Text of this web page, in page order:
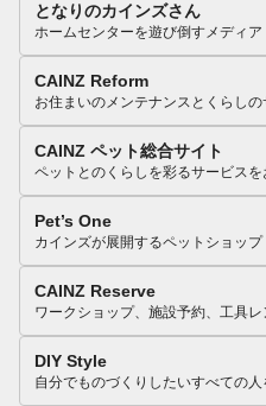
となりのカインズさん
ホームセンターを遊び倒すメディア
CAINZ Reform
お住まいのメンテナンスとくらしの
CAINZ ペット総合サイト
ペットとのくらしを彩るサービスを
Pet’s One
カインズが展開するペットショップ
CAINZ Reserve
ワークショップ、施設予約、工具レ
DIY Style
自分でものづくりしたいすべての人